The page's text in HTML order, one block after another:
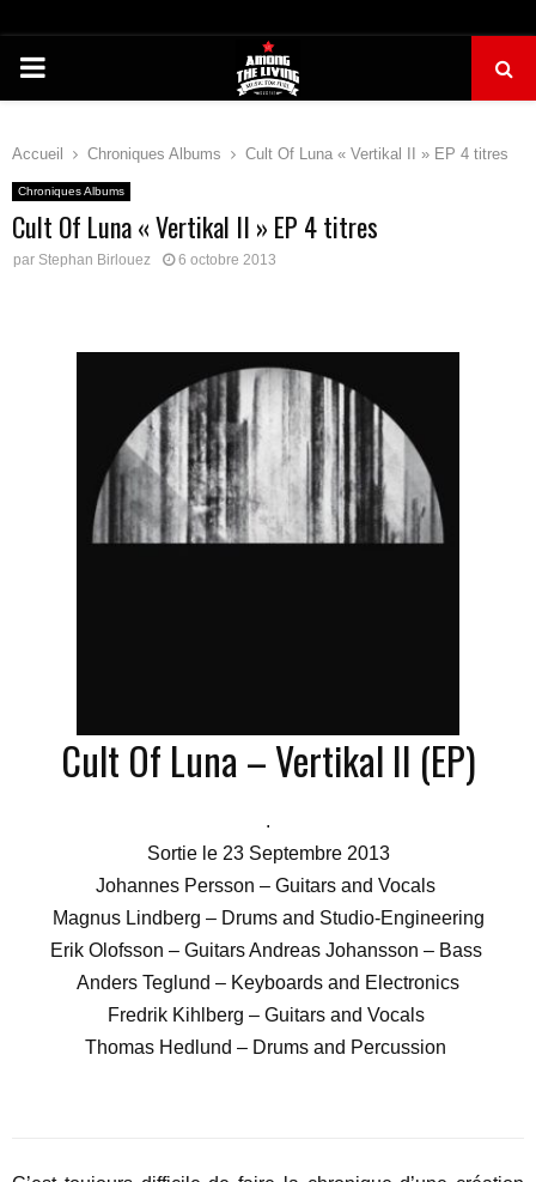
PRIMARY
Accueil Chroniques Albums Cult Of Luna « Vertikal II » EP 4 titres
Chroniques Albums
Cult Of Luna « Vertikal II » EP 4 titres
par Stephan Birlouez 6 octobre 2013
Cult Of Luna– Vertikal II (EP)
.
Sortie le 23 Septembre 2013
Johannes Persson – Guitars and Vocals
Magnus Lindberg – Drums and Studio-Engineering
Erik Olofsson – Guitars Andreas Johansson – Bass
Anders Teglund – Keyboards and Electronics
Fredrik Kihlberg – Guitars and Vocals
Thomas Hedlund – Drums and Percussion